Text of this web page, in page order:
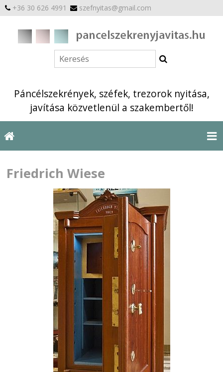
+36 30 626 4991 szefnyitas@gmail.com
Páncélszekrények, széfek, trezorok nyitása,
javítása közvetlenül a szakembertől!
Friedrich Wiese